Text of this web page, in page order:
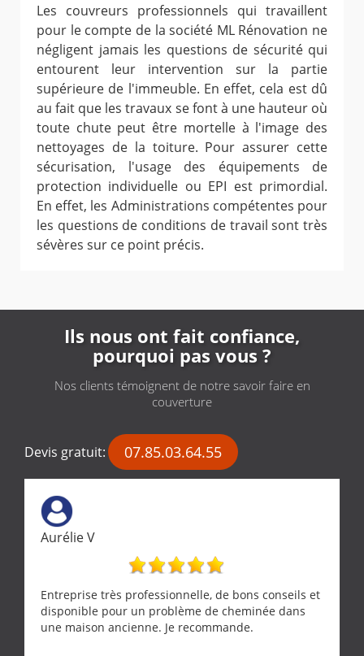
Les couvreurs professionnels qui travaillent
pour le compte de la société ML Rénovation ne
négligent jamais les questions de sécurité qui
entourent leur intervention sur la partie
supérieure de l'immeuble. En effet, cela est dû
au fait que les travaux se font à une hauteur où
toute chute peut être mortelle à l'image des
nettoyages de la toiture. Pour assurer cette
sécurisation, l'usage des équipements de
protection individuelle ou EPI est primordial.
En effet, les Administrations compétentes pour
les questions de conditions de travail sont très
sévères sur ce point précis.
Ils nous ont fait confiance,
pourquoi pas vous ?
Nos clients témoignent de notre savoir faire en
couverture
Devis gratuit: 07.85.03.64.55
Aurélie V
Entreprise très professionnelle, de bons conseils et
disponible pour un problème de cheminée dans
une maison ancienne. Je recommande.